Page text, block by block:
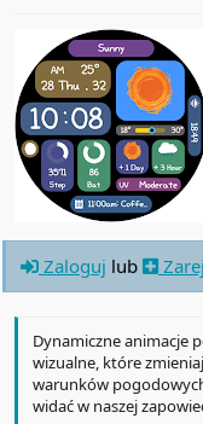
Zaloguj lub
Dynamiczne animacje
wizualne, które
warunków pogodowych
widać w naszej